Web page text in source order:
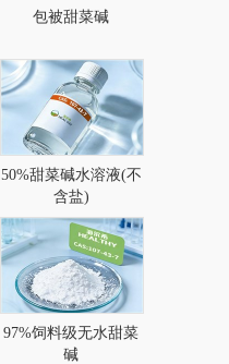
包被甜菜碱
50%甜菜碱水溶液(不
含盐)
97%饲料级无水甜菜
碱